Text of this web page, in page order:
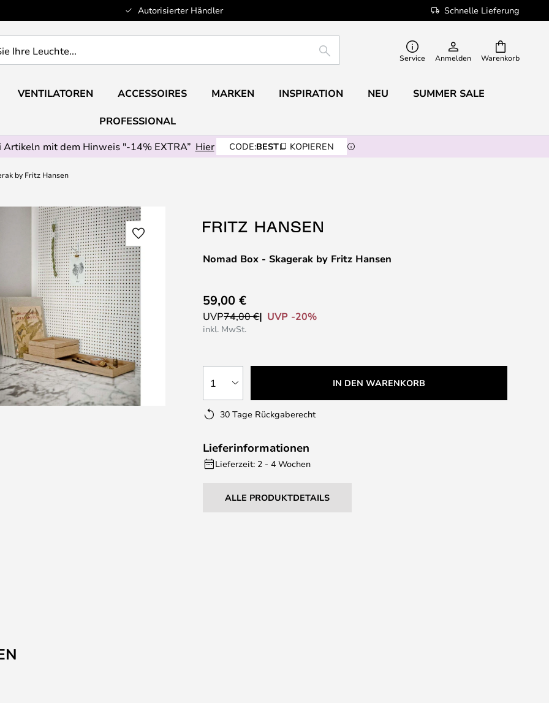
Autorisierter Händler Schnelle Lieferung
Warenkorb
SUCHE Service Anmelden
VENTILATOREN ACCESSOIRES MARKEN INSPIRATION NEU SUMMER SALE
PROFESSIONAL
mit dem Hinweis "-14% EXTRA” Hier CODE:BEST KOPIEREN
by Fritz Hansen
Nomad Box - Skagerak by Fritz Hansen
59,00 €
UVP74,00 € UVP -20%
inkl. MwSt.
1 IN DEN WARENKORB
30 Tage Rückgaberecht
Lieferinformationen
Lieferzeit: 2 - 4 Wochen
ALLE PRODUKTDETAILS